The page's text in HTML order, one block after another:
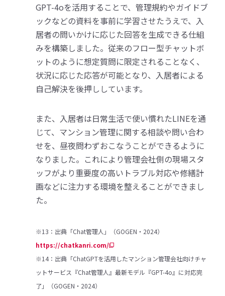
GPT-4oを活用することで、管理規約やガイドブ
ックなどの資料を事前に学習させたうえで、入
居者の問いかけに応じた回答を生成できる仕組
みを構築しました。従来のフロー型チャットボ
ットのように想定質問に限定されることなく、
状況に応じた応答が可能となり、入居者による
自己解決を後押ししています。
また、入居者は日常生活で使い慣れたLINEを通
じて、マンション管理に関する相談や問い合わ
せを、昼夜問わずおこなうことができるように
なりました。これにより管理会社側の現場スタ
ッフがより重要度の高いトラブル対応や修繕計
画などに注力する環境を整えることができまし
た。
※13：出典「Chat管理人」（GOGEN・2024）
https://chatkanri.com/
※14：出典「ChatGPTを活用したマンション管理会社向けチャ
ットサービス『Chat管理人』最新モデル『GPT-4o』に対応完
了」（GOGEN・2024）